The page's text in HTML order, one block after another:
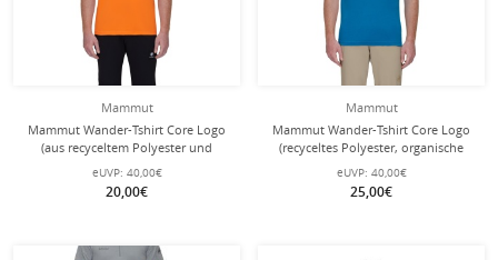
Mammut
Mammut Wander-Tshirt Core Logo
(aus recyceltem Polyester und
organischer Baumwolle) orange
Herren
eUVP: 40,00€
20,00€
Mammut
Mammut Wander-Tshirt Core Logo
(recyceltes Polyester, organische
Baumwolle) dunkelblau Herren
eUVP: 40,00€
25,00€